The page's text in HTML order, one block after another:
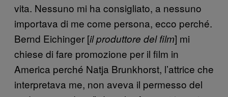
vita. Nessuno mi ha consigliato, a nessuno
importava di me come persona, ecco perché.
Bernd Eichinger [il produttore del film] mi
chiese di fare promozione per il film in
America perché Natja Brunkhorst, l’attrice che
interpretava me, non aveva il permesso del